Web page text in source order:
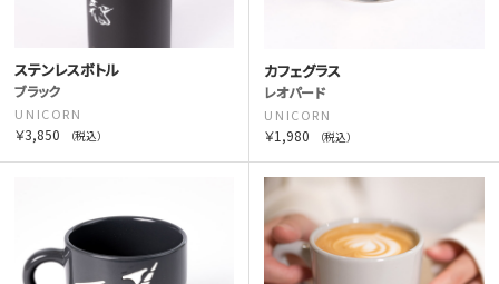
ステンレスボトル
ブラック
UNICORN
￥3,850 （税込）
カフェグラス
レオパード
UNICORN
￥1,980 （税込）